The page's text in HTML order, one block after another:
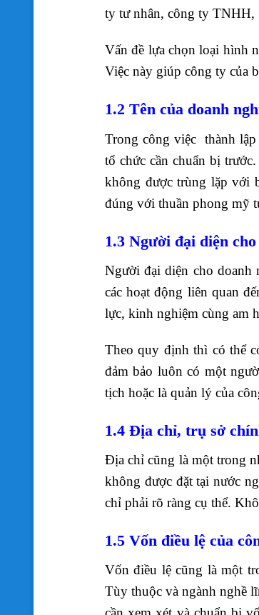
ty tư nhân, công ty
Vấn đề lựa chọn loại hình
Việc này giúp công ty của
1.2 Tên của doanh
Trong công việc thành lập
tổ chức cần chuẩn bị
không được trùng lặp với
đúng với thuần phong mỹ
1.3 Người đại diện
Người đại diện cho doanh
các hoạt động liên quan
lực, kinh nghiệm cùng am
Theo quy định thì có thể
đảm bảo luôn có một
tịch hoặc là quản lý của
1.4 Địa chỉ, trụ sở
Địa chỉ cũng là một trong
không được đặt tại nước
chỉ phải rõ ràng cụ thể.
1.5 Vốn điều lệ của
Vốn điều lệ cũng là một
Tùy thuộc và ngành nghề